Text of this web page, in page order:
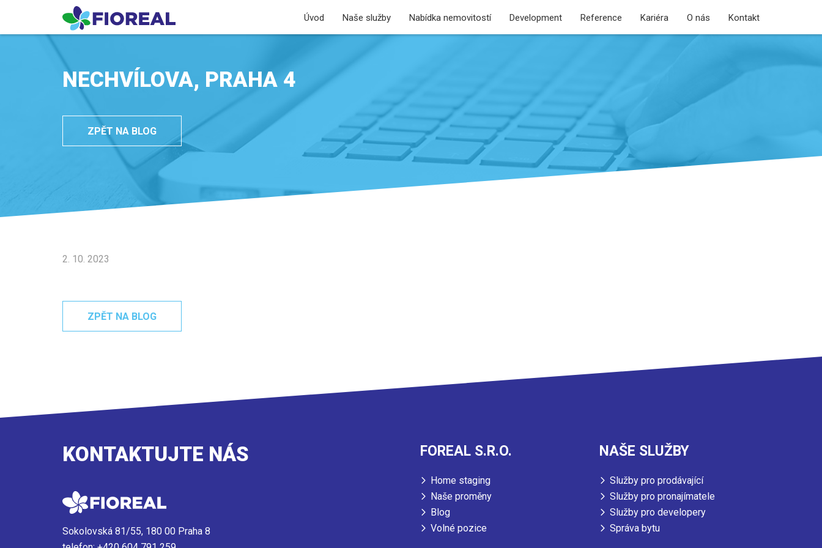
Úvod Naše služby Nabídka nemovitostí Development Reference Kariéra O nás Kontakt
NECHVÍLOVA, PRAHA 4
ZPĚT NA BLOG
2. 10. 2023
ZPĚT NA BLOG
KONTAKTUJTE NÁS
Sokolovská 81/55, 180 00 Praha 8
FOREAL S.R.O.
Home staging
Naše proměny
Blog
Volné pozice
NAŠE SLUŽBY
Služby pro prodávající
Služby pro pronajímatele
Služby pro developery
Správa bytu